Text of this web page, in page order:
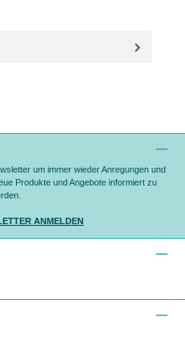
um immer wieder Anregungen und
Produkte und Angebote informiert zu
ANMELDEN